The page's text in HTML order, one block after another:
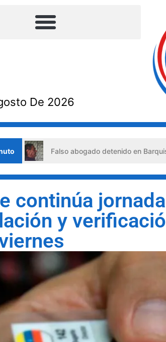
De 2026
Falso abogado detenido en Barquisimeto:
continúa
y